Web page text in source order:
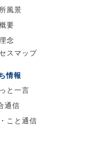
風景
要
念
スマップ
情報
と一言
通信
こと通信